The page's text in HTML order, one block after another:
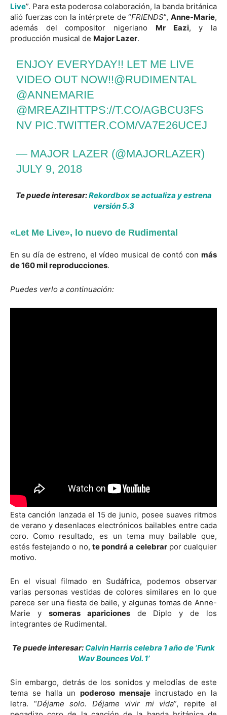
Live”. Para esta poderosa colaboración, la banda británica
alió fuerzas con la intérprete de “FRIENDS”,Anne-Marie,
además del compositor nigeriano Mr Eazi, y la
producción musical de Major Lazer.
ENJOY EVERYDAY!! LET ME LIVE
VIDEO OUT NOW!!@RUDIMENTAL
@ANNEMARIE
@MREAZIHTTPS://T.CO/AGBCU3FS
NV PIC.TWITTER.COM/VA7E26UCEJ
— MAJOR LAZER (@MAJORLAZER)
JULY 9, 2018
Te puede interesar:Rekordbox se actualiza y estrena
versión 5.3
«Let Me Live», lo nuevo de Rudimental
En su día de estreno, el vídeo musical de contó con más
de 160 mil reproducciones.
Puedes verlo a continuación:
Esta canción lanzada el 15 de junio, posee suaves ritmos
de verano y desenlaces electrónicos bailables entre cada
coro. Como resultado, es un tema muy bailable que,
estés festejando o no, te pondrá a celebrarpor cualquier
motivo.
En el visual filmado en Sudáfrica, podemos observar
varias personas vestidas de colores similares en lo que
parece ser una fiesta de baile, y algunas tomas de Anne-
Marie y someras aparicionesde Diplo y de los
integrantes de Rudimental.
Te puede interesar: Calvin Harris celebra 1 año de ‘Funk
Wav Bounces Vol. 1’
Sin embargo, detrás de los sonidos y melodías de este
tema se halla un poderoso mensajeincrustado en la
letra. “Déjame solo. Déjame vivir mi vida”, repite el